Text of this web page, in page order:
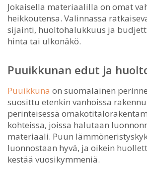
Jokaisella materiaalilla on omat
heikkoutensa. Valinnassa
sijainti, huoltohalukkuus ja
hinta tai ulkonäkö.
Puuikkunan edut ja
Puuikkuna on suomalainen
suosittu etenkin vanhoissa
perinteisessä
kohteissa, joissa halutaan
materiaali. Puun
luonnostaan hyvä, ja oikein
kestää vuosikymmeniä.